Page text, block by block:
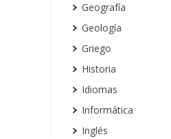
Geografía
Geología
Griego
Historia
Idiomas
Informática
Inglés